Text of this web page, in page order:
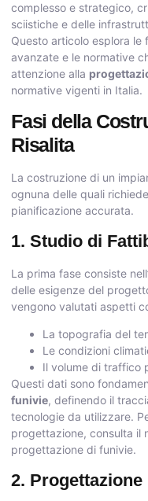
complesso e strategico,
sciistiche e delle
Questo articolo esplora le
avanzate e le normative
attenzione alla
normative vigenti in Italia.
Fasi della
Risalita
La costruzione di un
ognuna delle quali
pianificazione accurata.
1. Studio di
La prima fase consiste
delle esigenze del
vengono valutati aspetti
La topografia del
Le condizioni
Il volume di traffico
Questi dati sono
funivie, definendo il
tecnologie da utilizzare.
progettazione, consulta il
progettazione di funivie.
2. Progettazione